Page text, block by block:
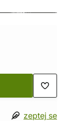
zeptej se